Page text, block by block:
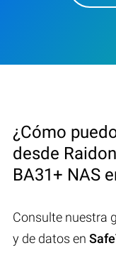
¿Cómo
desde
BA31+ NAS
Consulte nuestra
y de datos en